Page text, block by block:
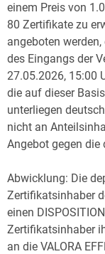
einem Preis von
80 Zertifikate zu
angeboten
des Eingangs der
27.05.2026, 15:00
die auf dieser
unterliegen
nicht an
Angebot gegen die
Abwicklung: Die
Zertifikatsinhaber
einen
Zertifikatsinhaber
an die VALORA